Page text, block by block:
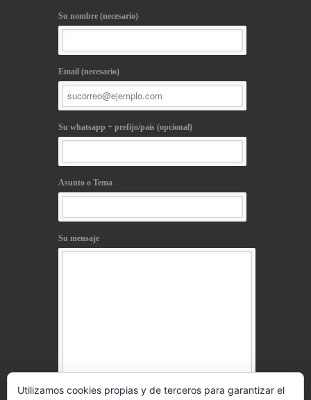
Su nombre (necesario)
Email (necesario)
Su whatsapp + prefijo/país (opcional)
Asunto o Tema
Su mensaje
Utilizamos cookies propias y de terceros para garantizar el